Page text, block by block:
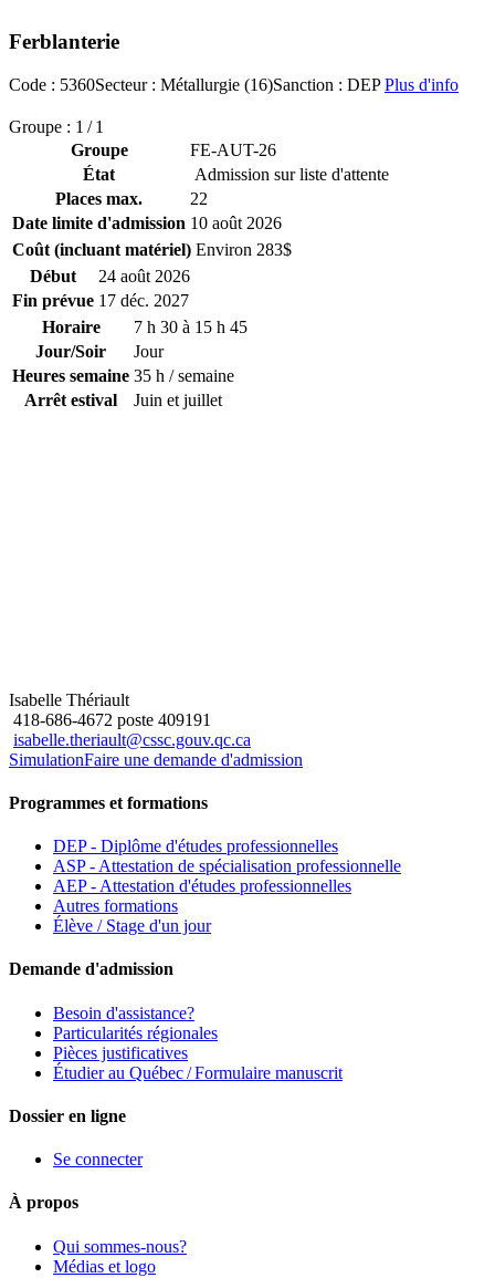
Ferblanterie
Code : 5360Secteur : Métallurgie (16)Sanction : DEPPlus d'info
Groupe : 1 / 1
Groupe
FE-AUT-26
État
Admission sur liste d'attente
Places max.
22
Date limite d'admission 10 août 2026
Coût (incluant matériel) Environ 283$
Début
24 août 2026
Fin prévue 17 déc. 2027
Horaire
7 h 30 à 15 h 45
Jour/Soir
Jour
Heures semaine 35 h / semaine
Arrêt estival
Juin et juillet
Isabelle Thériault
418-686-4672 poste 409191
isabelle.theriault@cssc.gouv.qc.ca
SimulationFaire une demande d'admission
Programmes et formations
DEP - Diplôme d'études professionnelles
ASP - Attestation de spécialisation professionnelle
AEP - Attestation d'études professionnelles
Autres formations
Élève / Stage d'un jour
Demande d'admission
Besoin d'assistance?
Particularités régionales
Pièces justificatives
Étudier au Québec / Formulaire manuscrit
Dossier en ligne
Se connecter
À propos
Qui sommes-nous?
Médias et logo